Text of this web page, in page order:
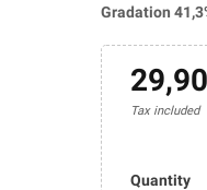
Gradation
Tax included
Quantity